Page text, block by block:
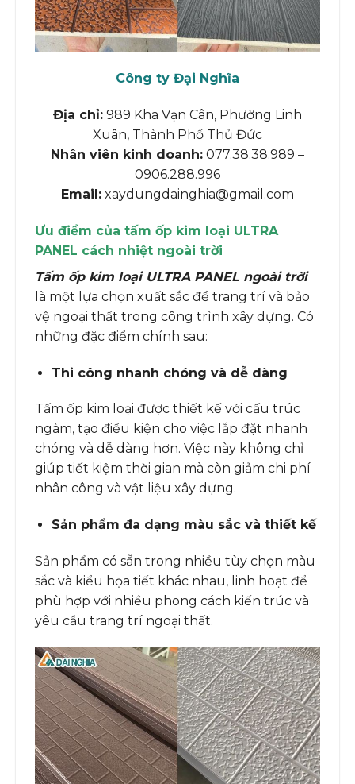
Công ty Đại Nghĩa
Địa chỉ: 989 Kha Vạn Cân, Phường Linh
Xuân, Thành Phố Thủ Đức
Nhân viên kinh doanh: 077.38.38.989 –
0906.288.996
Email: xaydungdainghia@gmail.com
Ưu điểm của tấm ốp kim loại ULTRA
PANEL cách nhiệt ngoài trời
Tấm ốp kim loại ULTRA PANEL ngoài trời
là một lựa chọn xuất sắc để trang trí và bảo
vệ ngoại thất trong công trình xây dựng. Có
những đặc điểm chính sau:
Thi công nhanh chóng và dễ dàng
Tấm ốp kim loại được thiết kế với cấu trúc
ngàm, tạo điều kiện cho việc lắp đặt nhanh
chóng và dễ dàng hơn. Việc này không chỉ
giúp tiết kiệm thời gian mà còn giảm chi phí
nhân công và vật liệu xây dựng.
Sản phẩm đa dạng màu sắc và thiết kế
Sản phẩm có sẵn trong nhiều tùy chọn màu
sắc và kiểu họa tiết khác nhau, linh hoạt để
phù hợp với nhiều phong cách kiến trúc và
yêu cầu trang trí ngoại thất.